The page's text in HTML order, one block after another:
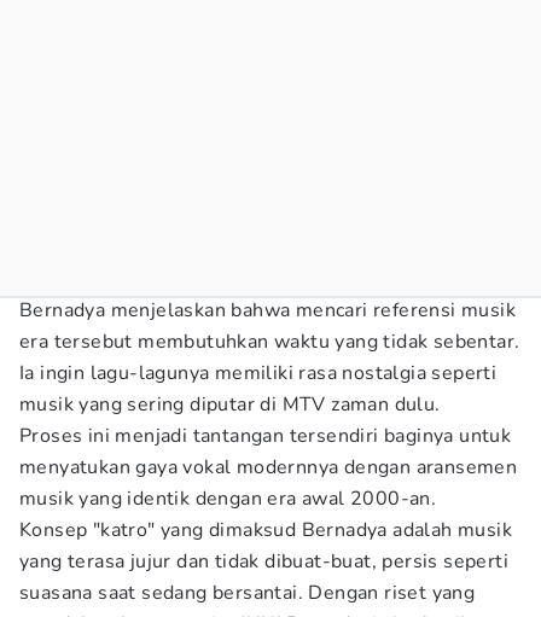
Bernadya menjelaskan bahwa mencari referensi musik
era tersebut membutuhkan waktu yang tidak sebentar.
Ia ingin lagu-lagunya memiliki rasa nostalgia seperti
musik yang sering diputar di MTV zaman dulu.
Proses ini menjadi tantangan tersendiri baginya untuk
menyatukan gaya vokal modernnya dengan aransemen
musik yang identik dengan era awal 2000-an.
Konsep "katro" yang dimaksud Bernadya adalah musik
yang terasa jujur dan tidak dibuat-buat, persis seperti
suasana saat sedang bersantai. Dengan riset yang